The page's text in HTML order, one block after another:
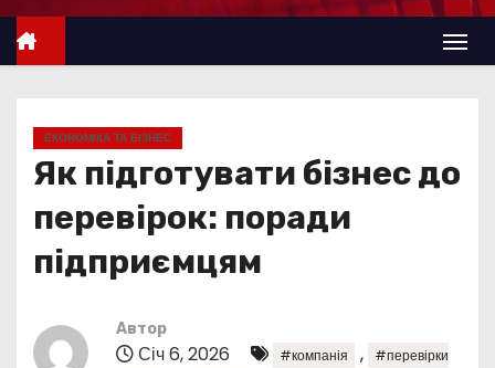
е
ЕКОНОМІКА ТА БІЗНЕС
Як підготувати бізнес до
перевірок: поради
підприємцям
Автор
Січ 6, 2026 #компанія ,
#перевірки